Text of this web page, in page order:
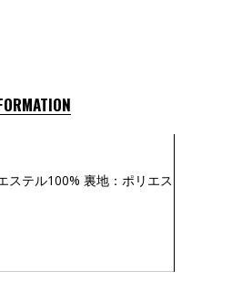
ステル100% 裏地：ポリエス